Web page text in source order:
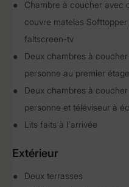
Chambre à coucher avec
couvre matelas
faltscreen-tv
Deux chambres à
personne au premier étage
Deux chambres à
personne et téléviseur à
Lits faits à l'arrivée
Extérieur
Deux terrasses